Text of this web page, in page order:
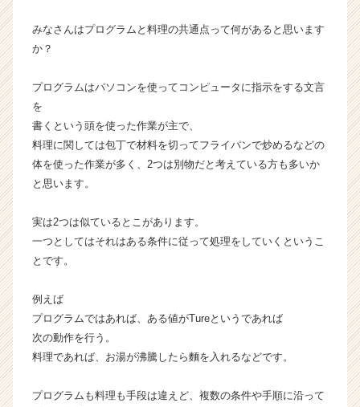
ン】
チ
ー・
成
長
ら
ス
が
就
サ
みなさんはプログラムと料理の共通点って何があると思います
か？
プログラムはパソコンを使ってコンピュータに指示をする文言
を
書くという頭を使った作業が主で、
料理に関しては包丁で材料を切ってフライパンで炒めるなどの
体を使った作業が多く、2つは別物だと考えている方も多いか
と思います。
実は2つは似ているとこがあります。
一つとしてはそれはある条件に従って処理をしていくというこ
とです。
例えば
プログラムではあれば、ある値がTureというであれば
次の動作を行う。
料理であれば、お湯が沸騰したら麵を入れるなどです。
プログラムも料理も手段は違えど、複数の条件や手順に沿って